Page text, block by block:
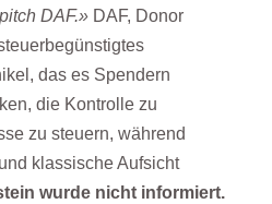
DAF.»DAF, Donor
das es Spendern
die Kontrolle zu
zu steuern, während
klassische Aufsicht
wurde nicht informiert.